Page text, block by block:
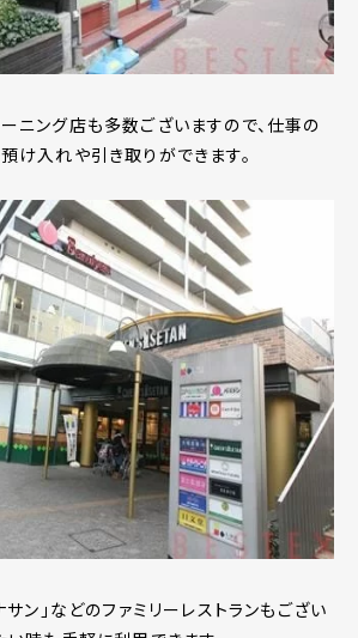
ニング店も多数ございますので、仕事の
け入れや引き取りができます。
サン」などのファミリーレストランもござい